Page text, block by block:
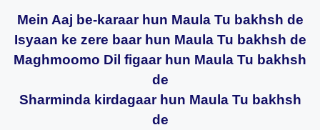
Mein Aaj be-karaar hun Maula Tu bakhsh de
Isyaan ke zere baar hun Maula Tu bakhsh de
Maghmoomo Dil figaar hun Maula Tu bakhsh
de
Sharminda kirdagaar hun Maula Tu bakhsh
de